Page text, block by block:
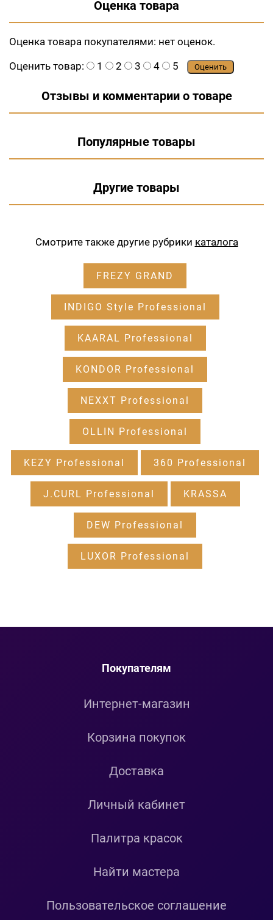
Оценка товара
Оценка товара покупателями: нет оценок.
Оценить товар:
1 2 3 4 5 Оценить
Отзывы и комментарии о товаре
Популярные товары
Другие товары
Смотрите также другие рубрики каталога
FREZY GRAND
INDIGO Style Professional
KAARAL Professional
KONDOR Professional
NEXXT Professional
OLLIN Professional
KEZY Professional 360 Professional
J.CURL Professional KRASSA
DEW Professional
LUXOR Professional
Покупателям
Интернет-магазин
Корзина покупок
Доставка
Личный кабинет
Палитра красок
Найти мастера
Пользовательское соглашение